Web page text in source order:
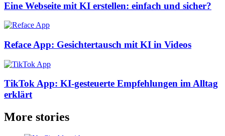
Eine Webseite mit KI erstellen: einfach und sicher?
Reface App: Gesichtertausch mit KI in Videos
TikTok App: KI-gesteuerte Empfehlungen im Alltag
erklärt
More stories